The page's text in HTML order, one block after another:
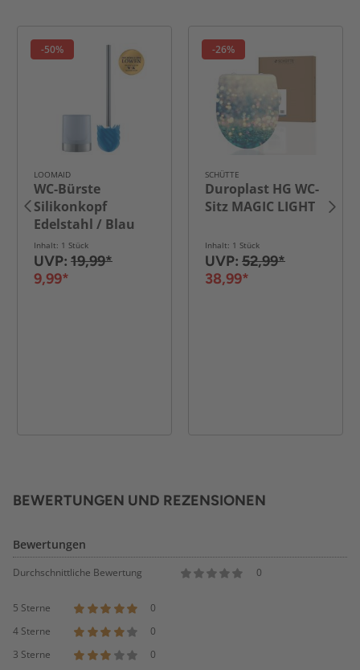
-50%
LOOMAID
WC-Bürste
Silikonkopf
Edelstahl / Blau
mit Ständer
Inhalt: 1 Stück
UVP: 19,99*
9,99*
-26%
SCHÜTTE
Duroplast HG WC-
Sitz MAGIC LIGHT
Inhalt: 1 Stück
UVP: 52,99*
38,99*
BEWERTUNGEN UND REZENSIONEN
Bewertungen
Durchschnittliche Bewertung 0
5 Sterne
0
4 Sterne
0
3 Sterne
0